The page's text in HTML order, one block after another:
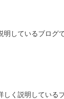
しているブログ
く説明している